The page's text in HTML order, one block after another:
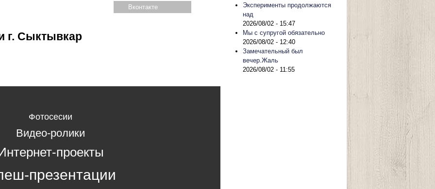
Вконтакте
г. Сыктывкар
Фотосесии
Видео-ролики
проекты
презентации
Эксперименты продолжаются
над
2026/08/02 - 15:47
Мы с супругой обязательно
2026/08/02 - 12:40
Замечательный был
вечер.Жаль
2026/08/02 - 11:55